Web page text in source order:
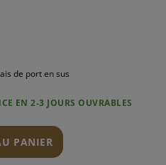
de port en sus
EN 2-3 JOURS OUVRABLES
PANIER